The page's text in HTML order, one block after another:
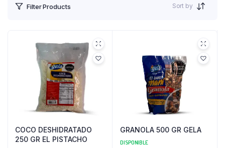
Filter Products Sort by
COCO DESHIDRATADO
250 GR EL PISTACHO
GRANOLA 500 GR GELA
DISPONIBLE